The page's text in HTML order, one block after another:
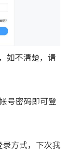
如不清楚，请
号密码即可登
方式，下次我